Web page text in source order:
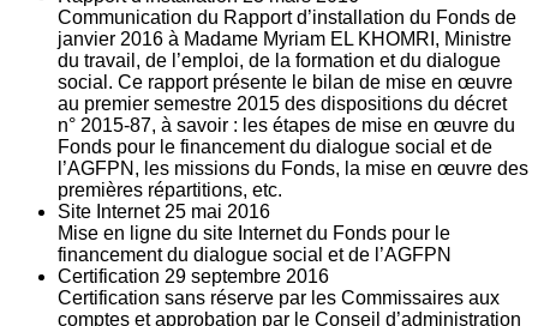
Communication du Rapport d’installation du Fonds de
janvier 2016 à Madame Myriam EL KHOMRI, Ministre
du travail, de l’emploi, de la formation et du dialogue
social. Ce rapport présente le bilan de mise en œuvre
au premier semestre 2015 des dispositions du décret
n° 2015-87, à savoir : les étapes de mise en œuvre du
Fonds pour le financement du dialogue social et de
l’AGFPN, les missions du Fonds, la mise en œuvre des
premières répartitions, etc.
Site Internet 25 mai 2016
Mise en ligne du site Internet du Fonds pour le
financement du dialogue social et de l’AGFPN
Certification 29 septembre 2016
Certification sans réserve par les Commissaires aux
comptes et approbation par le Conseil d’administration